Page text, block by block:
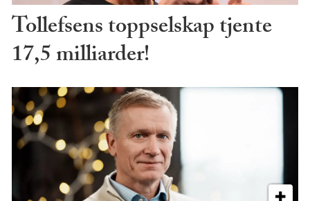
Tollefsens toppselskap tjente
17,5 milliarder!